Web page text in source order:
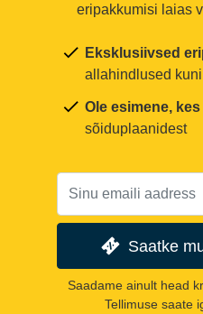
eripakkumisi laias
Eksklusiivsed
allahindlused
Ole esimene,
sõiduplaanidest
Saatke
Saadame ainult head
Tellimuse saate